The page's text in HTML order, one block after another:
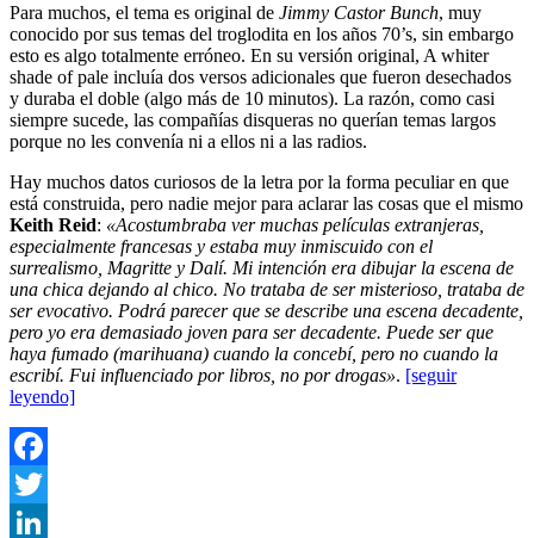
Para muchos, el tema es original de Jimmy Castor Bunch, muy
conocido por sus temas del troglodita en los años 70’s, sin embargo
esto es algo totalmente erróneo. En su versión original, A whiter
shade of pale incluía dos versos adicionales que fueron desechados
y duraba el doble (algo más de 10 minutos). La razón, como casi
siempre sucede, las compañías disqueras no querían temas largos
porque no les convenía ni a ellos ni a las radios.
Hay muchos datos curiosos de la letra por la forma peculiar en que
está construida, pero nadie mejor para aclarar las cosas que el mismo
Keith Reid: «Acostumbraba ver muchas películas extranjeras,
especialmente francesas y estaba muy inmiscuido con el
surrealismo, Magritte y Dalí. Mi intención era dibujar la escena de
una chica dejando al chico. No trataba de ser misterioso, trataba de
ser evocativo. Podrá parecer que se describe una escena decadente,
pero yo era demasiado joven para ser decadente. Puede ser que
haya fumado (marihuana) cuando la concebí, pero no cuando la
escribí. Fui influenciado por libros, no por drogas». [seguir
leyendo]
Facebook
Twitter